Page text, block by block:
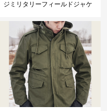
ジミリタリーフィールドジャケ